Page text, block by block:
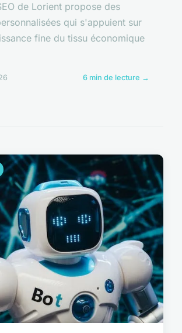
de Lorient propose des
qui s'appuient sur
fine du tissu économique
6 min de lecture →